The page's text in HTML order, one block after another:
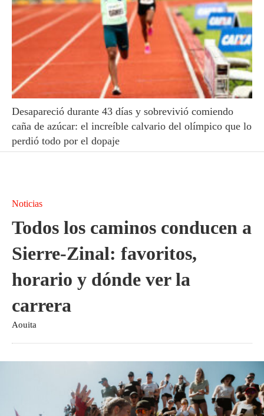
Desapareció durante 43 días y sobrevivió comiendo
caña de azúcar: el increíble calvario del olímpico que lo
perdió todo por el dopaje